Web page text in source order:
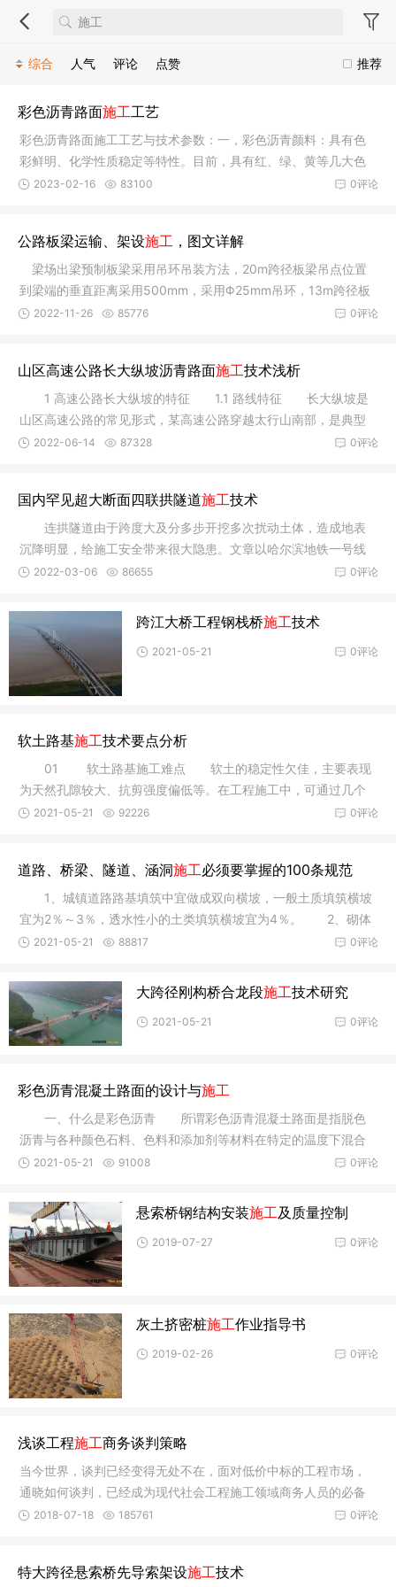
推荐
综合 人气 评论 点赞
彩色沥青路面施工工艺
彩色沥青路面施工工艺与技术参数：一，彩色沥青颜料：具有色
彩鲜明、化学性质稳定等特性。目前，具有红、绿、黄等几大色
系，并可
0评论
2023-02-16 83100
公路板梁运输、架设施工 ，图文详解
梁场出梁预制板梁采用吊环吊装方法，20m跨径板梁吊点位置
到梁端的垂直距离采用500mm，采用Φ25mm吊环，13m跨径板
梁吊点位置
0评论
2022-11-26 85776
山区高速公路长大纵坡沥青路面施工技术浅析
1 高速公路长大纵坡的特征 1.1 路线特征 长大纵坡是
山区高速公路的常见形式，某高速公路穿越太行山南部，是典型
的山区
0评论
2022-06-14 87328
国内罕见超大断面四联拱隧道施工技术
连拱隧道由于跨度大及分多步开挖多次扰动土体，造成地表
沉降明显，给施工安全带来很大隐患。文章以哈尔滨地铁一号线
哈尔滨南
0评论
2022-03-06 86655
跨江大桥工程钢栈桥施工技术
0评论
2021-05-21
软土路基施工技术要点分析
01 软土路基施工难点 软土的稳定性欠佳，主要表现
为天然孔隙较大、抗剪强度偏低等。在工程施工中，可通过几个
特定标
0评论
2021-05-21 92226
道路、桥梁、隧道、涵洞施工必须要掌握的100条规范
1、城镇道路路基填筑中宜做成双向横坡，一般土质填筑横坡
宜为2％～3％，透水性小的土类填筑横坡宜为4％。 2、砌体
涵洞应
0评论
2021-05-21 88817
大跨径刚构桥合龙段施工技术研究
0评论
2021-05-21
彩色沥青混凝土路面的设计与施工
一、什么是彩色沥青 所谓彩色沥青混凝土路面是指脱色
沥青与各种颜色石料、色料和添加剂等材料在特定的温度下混合
拌和，即
0评论
2021-05-21 91008
悬索桥钢结构安装施工及质量控制
0评论
2019-07-27
灰土挤密桩施工作业指导书
0评论
2019-02-26
浅谈工程施工商务谈判策略
当今世界，谈判已经变得无处不在，面对低价中标的工程市场，
通晓如何谈判，已经成为现代社会工程施工领域商务人员的必备
技能。商
0评论
2018-07-18 185761
特大跨径悬索桥先导索架设施工技术